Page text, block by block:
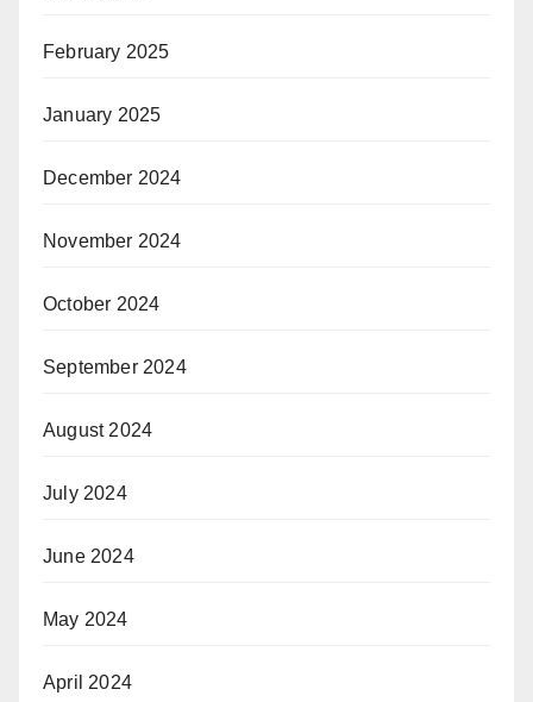
February 2025
January 2025
December 2024
November 2024
October 2024
September 2024
August 2024
July 2024
June 2024
May 2024
April 2024